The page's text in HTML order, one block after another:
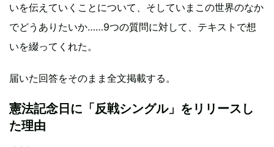
いを伝えていくことについて、そしていまこの世界のなか
でどうありたいか……9つの質問に対して、テキストで想
いを綴ってくれた。
届いた回答をそのまま全文掲載する。
憲法記念日に「反戦シングル」をリリースし
た理由